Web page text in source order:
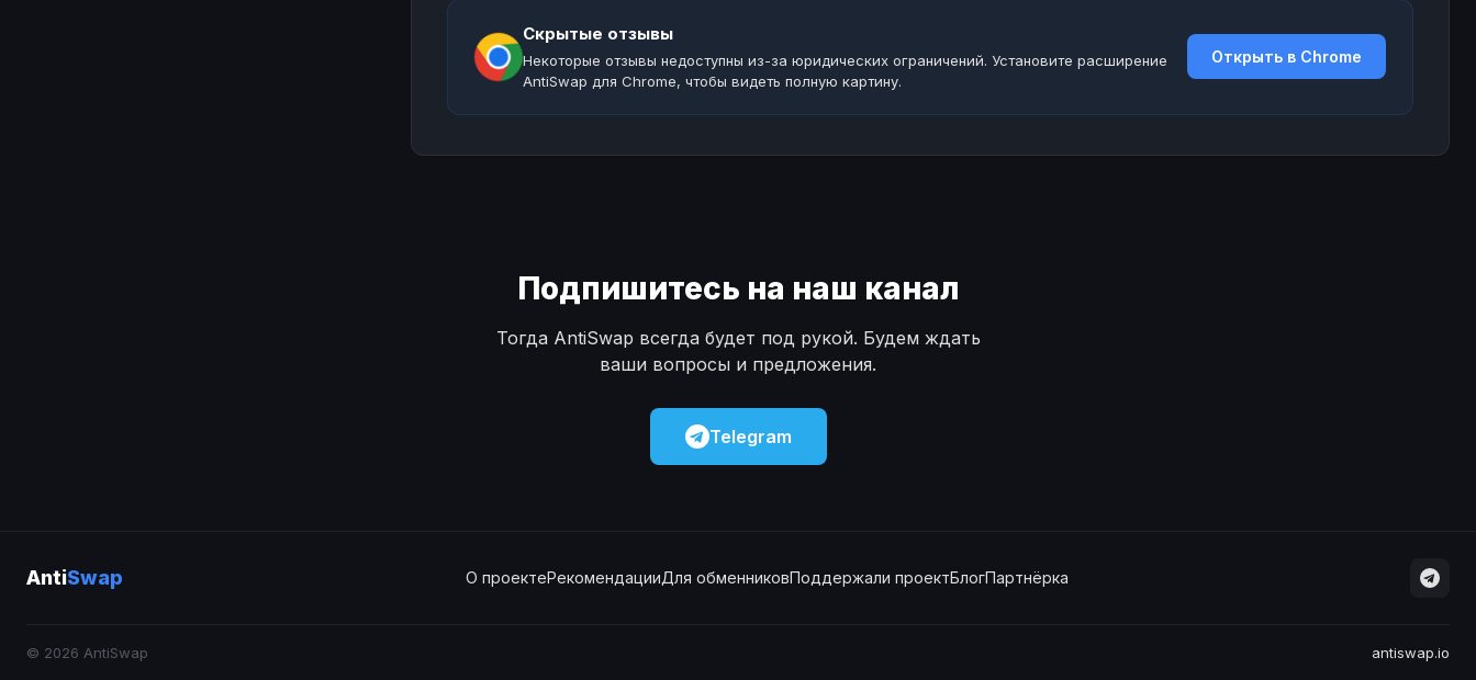
Скрытые отзывы
Некоторые отзывы недоступны из-за юридических ограничений. Установите расширение
AntiSwap для Chrome, чтобы видеть полную картину.
Открыть в Chrome
Подпишитесь на наш канал
Тогда AntiSwap всегда будет под рукой. Будем ждать
ваши вопросы и предложения.
Telegram
AntiSwap О проектеРекомендацииДля обменниковПоддержали проектБлогПартнёрка
© 2026 AntiSwap antiswap.io